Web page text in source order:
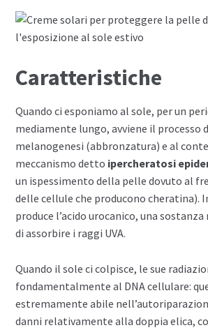
Caratteristiche
Quando ci esponiamo al sole, per un
mediamente lungo, avviene il processo
melanogenesi (abbronzatura) e al
meccanismo detto ipercheratosi
un ispessimento della pelle dovuto al
delle cellule che producono cheratina).
produce l’acido urocanico, una
di assorbire i raggi UVA.
Quando il sole ci colpisce, le sue
fondamentalmente al DNA cellulare:
estremamente abile
danni relativamente alla doppia elica,